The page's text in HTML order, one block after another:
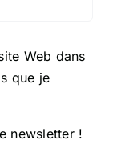
Web dans
que je
newsletter !